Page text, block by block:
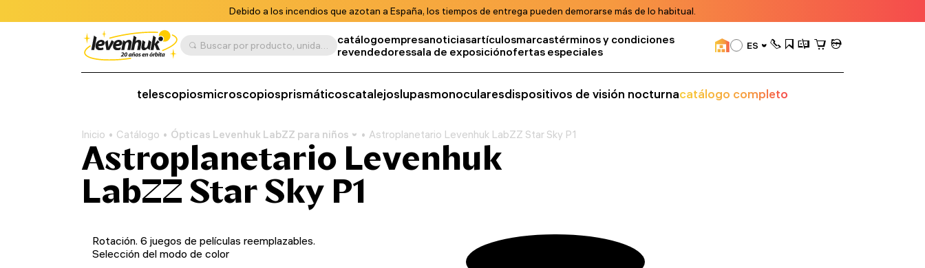
Debido a los incendios que azotan a España, los tiempos de entrega pueden demorarse más de lo habitual.
Buscar por producto, unidad de almacenamiento, categoría, etc. catálogoempresanoticiasartículosmarcastérminos y condiciones
revendedoressala de exposiciónofertas especiales ES
telescopiosmicroscopiosprismáticoscatalejoslupasmonocularesdispositivos de visión nocturnacatálogo completo
Inicio Catálogo Ópticas Levenhuk LabZZ para niños Astroplanetario Levenhuk LabZZ Star Sky P1
Astroplanetario Levenhuk
LabZZ Star Sky P1
Rotación. 6 juegos de películas reemplazables.
Selección del modo de color